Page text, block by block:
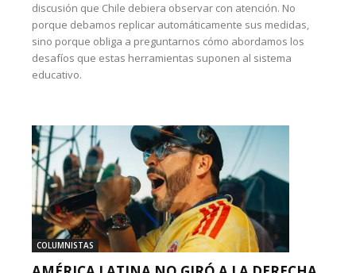
discusión que Chile debiera observar con atención. No
porque debamos replicar automáticamente sus medidas,
sino porque obliga a preguntarnos cómo abordamos los
desafíos que estas herramientas suponen al sistema
educativo.
COLUMNISTAS